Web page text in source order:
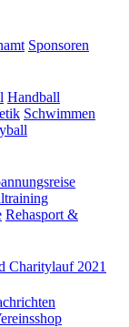
Sponsoren
Handball
Schwimmen
Rehasport &
Charitylauf 2021